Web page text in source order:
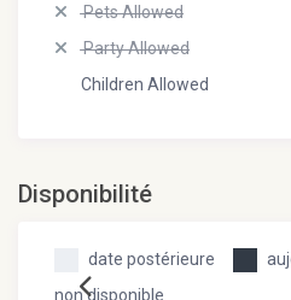
Pets Allowed
Party Allowed
Children Allowed
Disponibilité
date postérieure
non disponible